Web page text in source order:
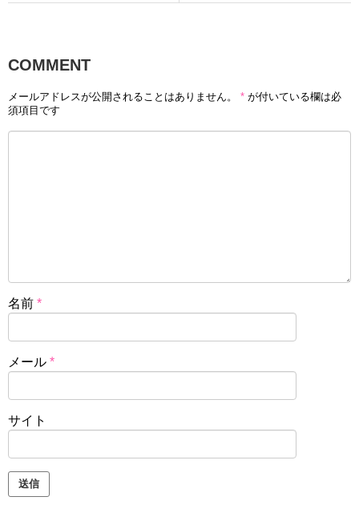
COMMENT
メールアドレスが公開されることはありません。 * が付いている欄は必
須項目です
名前 *
メール *
サイト